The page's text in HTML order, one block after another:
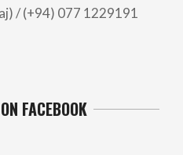
/ (+94) 077 1229191
FACEBOOK